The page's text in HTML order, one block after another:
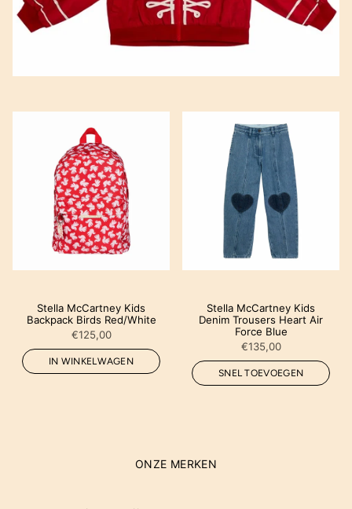
Stella McCartney Kids
Backpack Birds Red/White
€125,00
IN WINKELWAGEN
Stella McCartney Kids
Denim Trousers Heart Air
Force Blue
€135,00
SNEL TOEVOEGEN
ONZE MERKEN